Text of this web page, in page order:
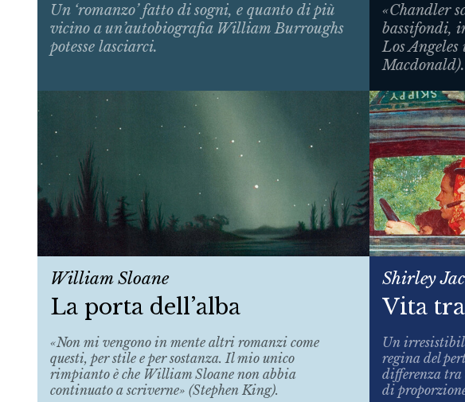
Un ‘romanzo’ fatto di sogni, e quanto di più
vicino a un’autobiografia William Burroughs
potesse lasciarci.
«Chandler
bassifondi,
Los Angeles
Macdonald).
William Sloane
La porta dell’alba
«Non mi vengono in mente altri romanzi come
questi, per stile e per sostanza. Il mio unico
rimpianto è che William Sloane non abbia
continuato a scriverne» (Stephen King).
Shirley
Vita
Un
regina del
differenza tra
di